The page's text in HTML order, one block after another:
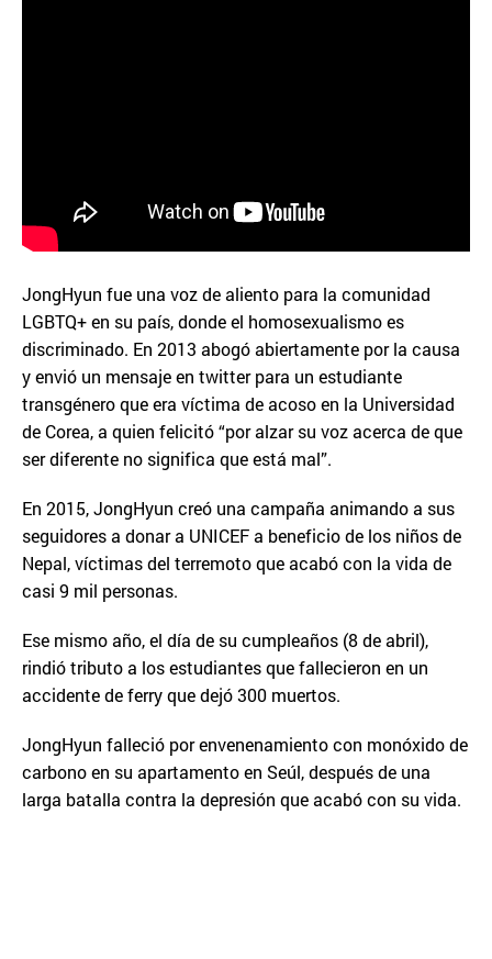
JongHyun fue una voz de aliento para la comunidad
LGBTQ+ en su país, donde el homosexualismo es
discriminado. En 2013 abogó abiertamente por la causa
y envió un mensaje en twitter para un estudiante
transgénero que era víctima de acoso en la Universidad
de Corea, a quien felicitó “por alzar su voz acerca de que
ser diferente no significa que está mal”.
En 2015, JongHyun creó una campaña animando a sus
seguidores a donar a UNICEF a beneficio de los niños de
Nepal, víctimas del terremoto que acabó con la vida de
casi 9 mil personas.
Ese mismo año, el día de su cumpleaños (8 de abril),
rindió tributo a los estudiantes que fallecieron en un
accidente de ferry que dejó 300 muertos.
JongHyun falleció por envenenamiento con monóxido de
carbono en su apartamento en Seúl, después de una
larga batalla contra la depresión que acabó con su vida.